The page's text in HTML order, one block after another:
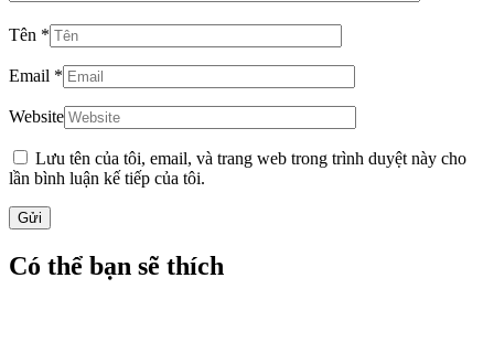
Tên *
Email *
Website
Lưu tên của tôi, email, và trang web trong trình duyệt này cho
lần bình luận kế tiếp của tôi.
Có thể bạn sẽ thích